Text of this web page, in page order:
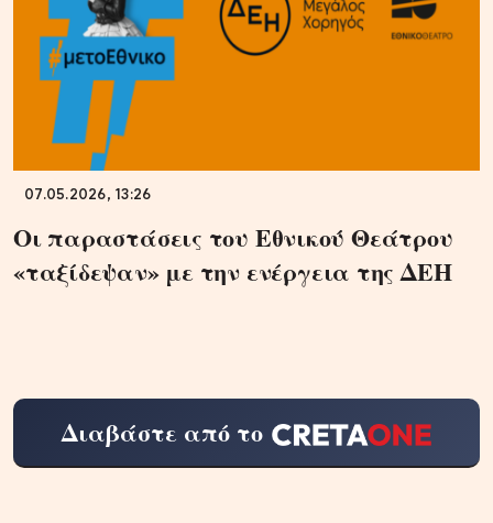
07.05.2026, 13:26
Οι παραστάσεις του Εθνικού Θεάτρου
«ταξίδεψαν» με την ενέργεια της ΔΕΗ
Διαβάστε από το